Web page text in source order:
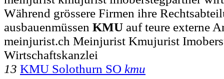
Während grössere Firmen ihre
ausbauenmüssen KMU auf teure externe
meinjurist.ch Meinjurist Kmujurist
Wirtschaftskanzlei
13 KMU Solothurn SO kmu